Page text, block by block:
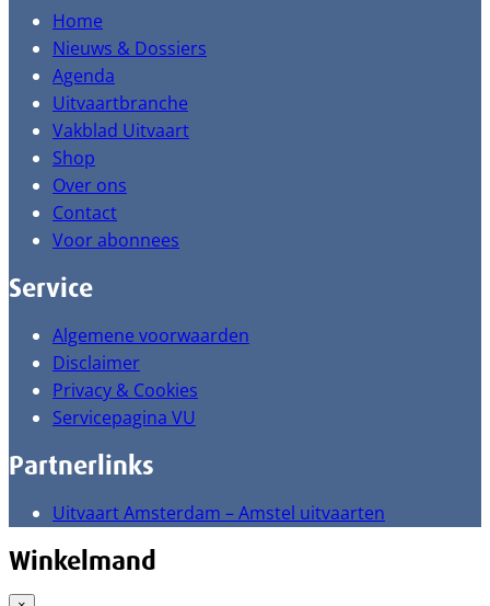
Home
Nieuws & Dossiers
Agenda
Uitvaartbranche
Vakblad Uitvaart
Shop
Over ons
Contact
Voor abonnees
Service
Algemene voorwaarden
Disclaimer
Privacy & Cookies
Servicepagina VU
Partnerlinks
Uitvaart Amsterdam – Amstel uitvaarten
Winkelmand